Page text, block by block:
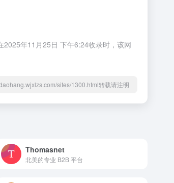
2025年11月25日 下午6:24收录时，该网
sites/1300.html转载请注明
Thomasnet
北美的专业 B2B 平台